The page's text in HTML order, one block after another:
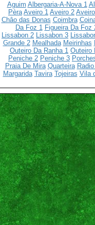
Aguim Albergaria-A-Nova 1
Pèra Aveiro 1 Aveiro 2
Châo das Donas Coimbra
Da Foz 1 Figueira Da Foz
Lissabon 2 Lissabon 3
Grande 2 Mealhada Meirinhas
Outeiro Da Ranha 1 Outeiro
Peniche 2 Peniche 3
Praia De Mira Quarteira
Margarida Tavira Tojeiras Vila